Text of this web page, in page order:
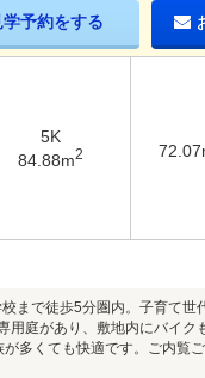
学予約をする
5K
84.88m2
まで徒歩5分圏内。子育て世
庭があり、敷地内にバイク
多くても快適です。ご内覧